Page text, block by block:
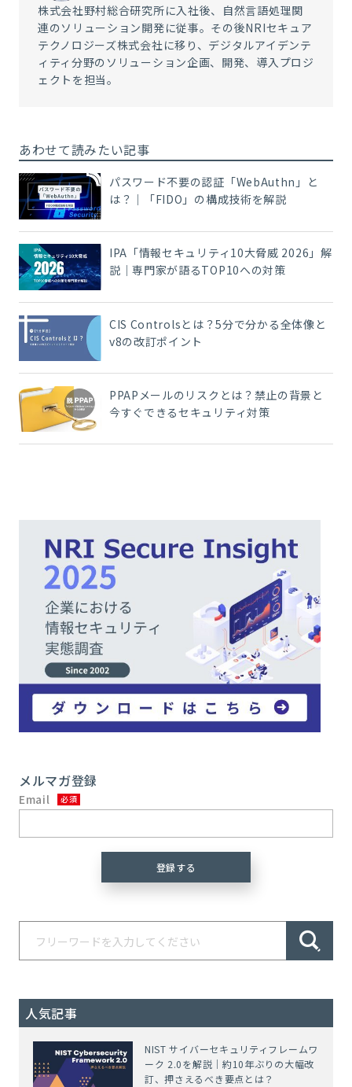
株式会社野村総合研究所に入社後、自然言語処理関
連のソリューション開発に従事。その後NRIセキュア
テクノロジーズ株式会社に移り、デジタルアイデンテ
ィティ分野のソリューション企画、開発、導入プロジ
ェクトを担当。
あわせて読みたい記事
パスワード不要の認証「WebAuthn」と
は？｜「FIDO」の構成技術を解説
IPA「情報セキュリティ10大脅威 2026」解
説｜専門家が語るTOP10への対策
CIS Controlsとは？5分で分かる全体像と
v8の改訂ポイント
PPAPメールのリスクとは？禁止の背景と
今すぐできるセキュリティ対策
メルマガ登録
Email
人気記事
NIST サイバーセキュリティフレームワ
ーク 2.0を解説｜約10年ぶりの大幅改
訂、押さえるべき要点とは？